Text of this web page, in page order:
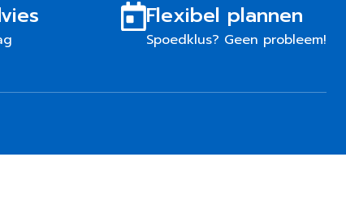
Flexibel plannen
Spoedklus? Geen probleem!